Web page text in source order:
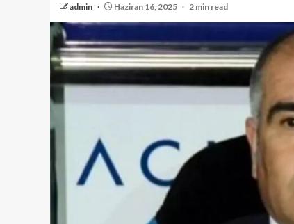
admin Haziran 16, 2025 2 min read